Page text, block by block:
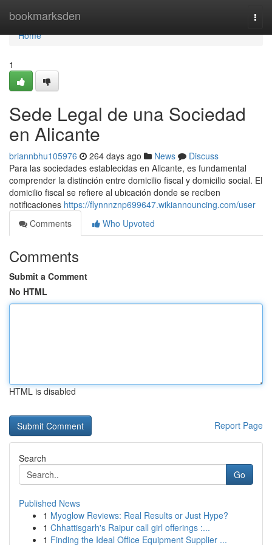
bookmarksden
Home
Home
1
Sede Legal de una Sociedad
en Alicante
briannbhu105976 264 days ago News
Discuss
Para las sociedades establecidas en Alicante, es fundamental
comprender la distinción entre domicilio fiscal y domicilio social. El
domicilio fiscal se refiere al ubicación donde se reciben
notificaciones https://flynnnznp699647.wikiannouncing.com/user
Comments
Who Upvoted
Comments
Submit a Comment
No HTML
HTML is disabled
Report Page
Search
Go
Published News
1 Myoglow Reviews: Real Results or Just Hype?
1 Chhattisgarh's Raipur call girl offerings :...
1 Finding the Ideal Office Equipment Supplier ...